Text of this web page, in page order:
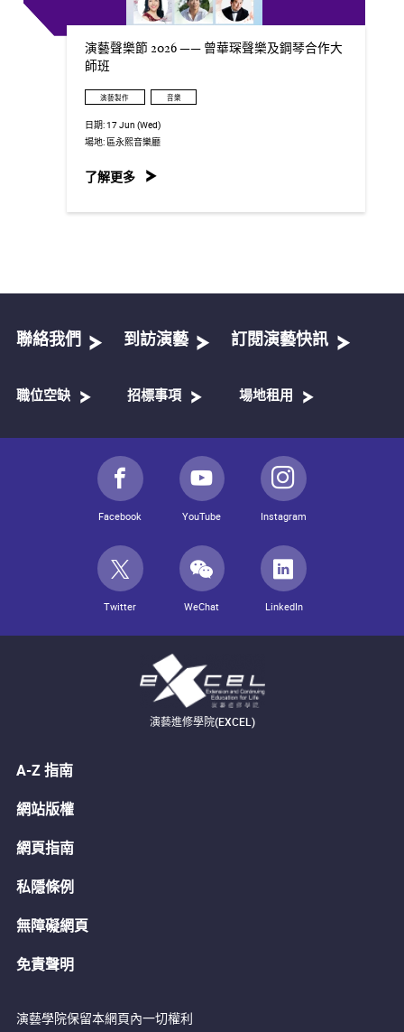
演藝聲樂節 2026 —— 曾華琛聲樂及鋼琴合作大
師班
演藝製作 音樂
日期:17 Jun (Wed)
場地:區永熙音樂廳
了解更多
聯絡我們 到訪演藝 訂閱演藝快訊
職位空缺 招標事項 場地租用
Facebook YouTube Instagram
Twitter WeChat LinkedIn
演藝進修學院(EXCEL)
A-Z 指南
網站版權
網頁指南
私隱條例
無障礙網頁
免責聲明
演藝學院保留本網頁內一切權利